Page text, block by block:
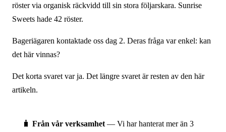
röster via organisk räckvidd till sin stora följarskara. Sunrise
Sweets hade 42 röster.
Bageriägaren kontaktade oss dag 2. Deras fråga var enkel: kan
det här vinnas?
Det korta svaret var ja. Det längre svaret är resten av den här
artikeln.
🧳 Från vår verksamhet — Vi har hanterat mer än 3